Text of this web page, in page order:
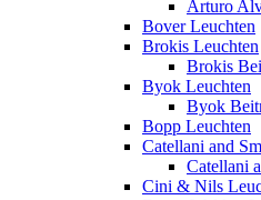
Arturo
Bover Leuchten
Brokis Leuchten
Brokis
Byok Leuchten
Byok
Bopp Leuchten
Catellani and
Catellani
Cini & Nils